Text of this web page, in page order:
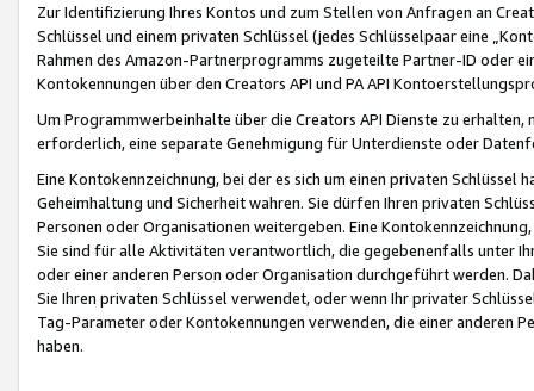
Zur Identifizierung Ihres Kontos und zum Stellen von Anfragen an
Schlüssel und einem privaten Schlüssel (jedes Schlüsselpaar eine
Rahmen des Amazon-Partnerprogramms zugeteilte Partner-ID oder
Kontokennungen über den Creators API und PA API
Um Programmwerbeinhalte über die Creators API Dienste zu
erforderlich, eine separate Genehmigung für Unterdienste oder
Eine Kontokennzeichnung, bei der es sich um einen privaten
Geheimhaltung und Sicherheit wahren. Sie dürfen Ihren privaten
Personen oder Organisationen weitergeben. Eine
Sie sind für alle Aktivitäten verantwortlich, die gegebenenfalls unter
oder einer anderen Person oder Organisation durchgeführt werden.
Sie Ihren privaten Schlüssel verwendet, oder wenn Ihr privater
Tag-Parameter oder Kontokennungen verwenden, die einer anderen
haben.